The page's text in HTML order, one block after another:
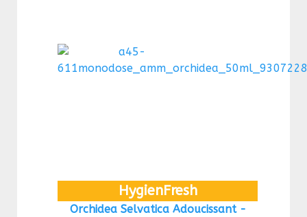
HygienFresh
Orchidea Selvatica Adoucissant -